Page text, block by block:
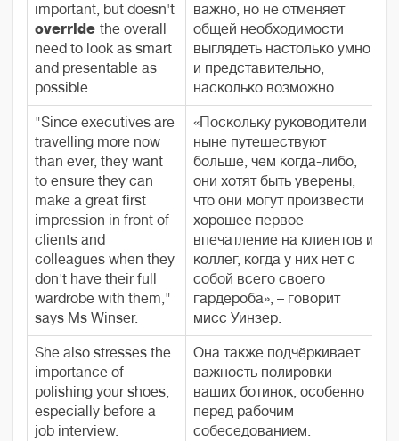
important, but doesn't
override the overall
need to look as smart
and presentable as
possible.
важно, но не отменяет
общей необходимости
выглядеть настолько умно
и представительно,
насколько возможно.
"Since executives are
travelling more now
than ever, they want
to ensure they can
make a great first
impression in front of
clients and
colleagues when they
don't have their full
wardrobe with them,"
says Ms Winser.
«Поскольку руководители
ныне путешествуют
больше, чем когда-либо,
они хотят быть уверены,
что они могут произвести
хорошее первое
впечатление на клиентов и
коллег, когда у них нет с
собой всего своего
гардероба», – говорит
мисс Уинзер.
She also stresses the
importance of
polishing your shoes,
especially before a
job interview.
Она также подчёркивает
важность полировки
ваших ботинок, особенно
перед рабочим
собеседованием.